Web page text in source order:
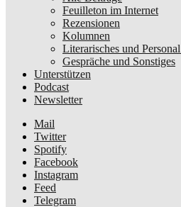
Feuilleton im Internet
Rezensionen
Kolumnen
Literarisches und
Gespräche und Sonstiges
Unterstützen
Podcast
Newsletter
Mail
Twitter
Spotify
Facebook
Instagram
Feed
Telegram